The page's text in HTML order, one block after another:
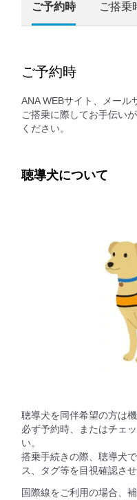
ご予約時 ご搭乗
ご予約時
ANA WEBサイト、メール
ご搭乗に際してお手伝い
ください。
聴導犬について
聴導犬を同伴希望の方は
必ず予約時、またはチェ
い。
搭乗手続きの際、聴導犬
ス、タグ等を目視確認さ
国際線をご利用の場合、